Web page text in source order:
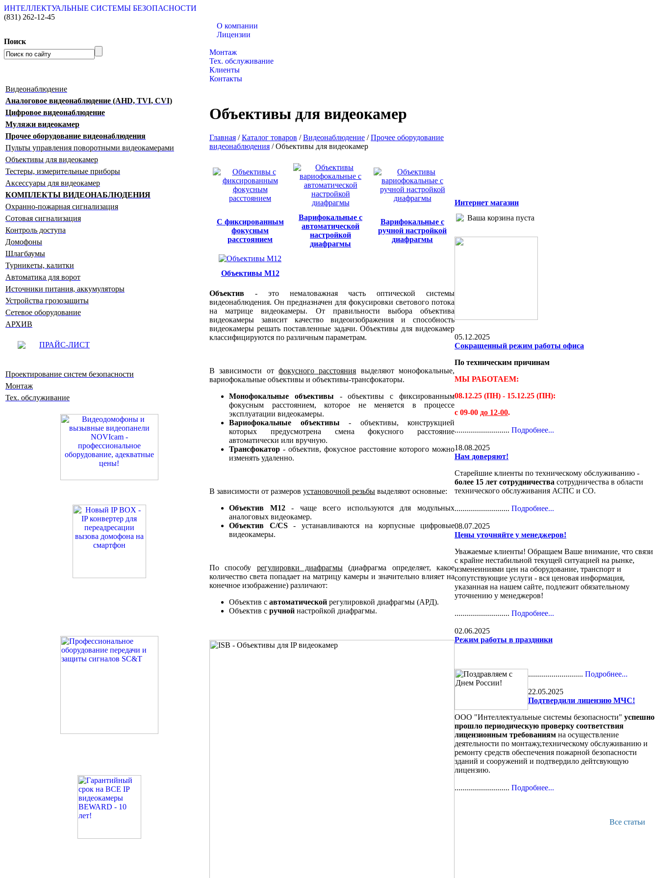
ИНТЕЛЛЕКТУАЛЬНЫЕ СИСТЕМЫ БЕЗОПАСНОСТИ
(831) 262-12-45
Поиск
О компании
Лицензии
Монтаж
Тех. обслуживание
Клиенты
Контакты
Видеонаблюдение
Аналоговое видеонаблюдение (AHD, TVI, CVI)
Цифровое видеонаблюдение
Муляжи видеокамер
Прочее оборудование видеонаблюдения
Пульты управления поворотными видеокамерами
Объективы для видеокамер
Тестеры, измерительные приборы
Аксессуары для видеокамер
КОМПЛЕКТЫ ВИДЕОНАБЛЮДЕНИЯ
Охранно-пожарная сигнализация
Сотовая сигнализация
Контроль доступа
Домофоны
Шлагбаумы
Турникеты, калитки
Автоматика для ворот
Источники питания, аккумуляторы
Устройства грозозащиты
Сетевое оборудование
АРХИВ
ПРАЙС-ЛИСТ
Проектирование систем безопасности
Монтаж
Тех. обслуживание
Объективы для видеокамер
Главная /Каталог товаров /Видеонаблюдение /Прочее оборудование
видеонаблюдения /Объективы для видеокамер
С фиксированным
фокусным
расстоянием
Варифокальные с
автоматической
настройкой
диафрагмы
Варифокальные с
ручной настройкой
диафрагмы
Объективы М12
Объектив - это немаловажная часть оптической системы
видеонаблюдения. Он предназначен для фокусировки светового потока
на матрице видеокамеры. От правильности выбора объектива
видеокамеры зависит качество видеоизображения и способность
видеокамеры решать поставленные задачи. Объективы для видеокамер
классифицируются по различным параметрам.
В зависимости от фокусного расстояния выделяют монофокальные,
вариофокальные объективы и объективы-трансфокаторы.
Монофокальные объективы - объективы с фиксированным
фокусным расстоянием, которое не меняется в процессе
эксплуатации видеокамеры.
Вариофокальные объективы - объективы, конструкцией
которых предусмотрена смена фокусного расстояние
автоматически или вручную.
Трансфокатор - объектив, фокусное расстояние которого можно
изменять удаленно.
В зависимости от размеров установочной резьбы выделяют основные:
Объектив M12- чаще всего используются для модульных
аналоговых видеокамер.
Объектив C/CS- устанавливаются на корпусные цифровые
видеокамеры.
По способу регулировки диафрагмы (диафрагма определяет, какое
количество света попадает на матрицу камеры и значительно влияет на
конечное изображение) различают:
Объектив с автоматической регулировкой диафрагмы (АРД).
Объектив с ручной настройкой диафрагмы.
Интернет магазин
Ваша корзина пуста
05.12.2025
Сокращенный режим работы офиса
По техническим причинам
МЫ РАБОТАЕМ:
08.12.25 (ПН) - 15.12.25 (ПН):
с 09-00 до 12-00.
............................ Подробнее...
18.08.2025
Нам доверяют!
Старейшие клиенты по техническому обслуживанию -
более 15 лет сотрудничества сотрудничества в области
технического обслуживания АСПС и СО.
............................ Подробнее...
08.07.2025
Цены уточняйте у менеджеров!
Уважаемые клиенты! Обращаем Ваше внимание, что связи
с крайне нестабильной текущей ситуацией на рынке,
изменеиниями цен на оборудование, транспорт и
сопутствующие услуги - вся ценовая информация,
указанная на нашем сайте, подлежит обязательному
уточнению у менеджеров!
............................ Подробнее...
02.06.2025
Режим работы в праздники
............................ Подробнее...
22.05.2025
Подтвердили лицензию МЧС!
ООО "Интеллектуальные системы безопасности" успешно
прошло периодическую проверку соответствия
лицензионным требованиям на осуществление
деятельности по монтажу,техническому обслуживанию и
ремонту средств обеспечения пожарной безопасности
зданий и сооружений и подтвердило дейтсвующую
лицензию.
............................ Подробнее...
Все статьи